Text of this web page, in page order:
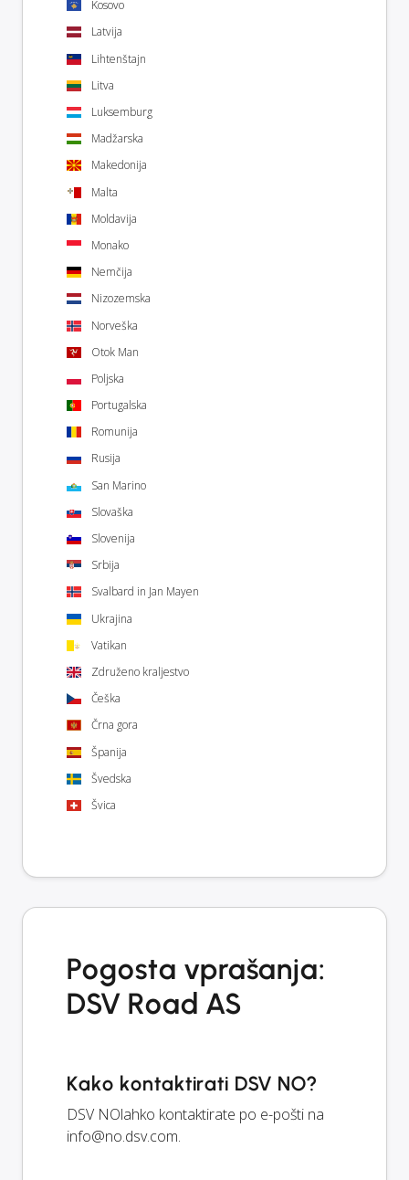
Kosovo
Latvija
Lihtenštajn
Litva
Luksemburg
Madžarska
Makedonija
Malta
Moldavija
Monako
Nemčija
Nizozemska
Norveška
Otok Man
Poljska
Portugalska
Romunija
Rusija
San Marino
Slovaška
Slovenija
Srbija
Svalbard in Jan Mayen
Ukrajina
Vatikan
Združeno kraljestvo
Češka
Črna gora
Španija
Švedska
Švica
Pogosta vprašanja:
DSV Road AS
Kako kontaktirati DSV NO?
DSV NOlahko kontaktirate po e-pošti na
info@no.dsv.com.